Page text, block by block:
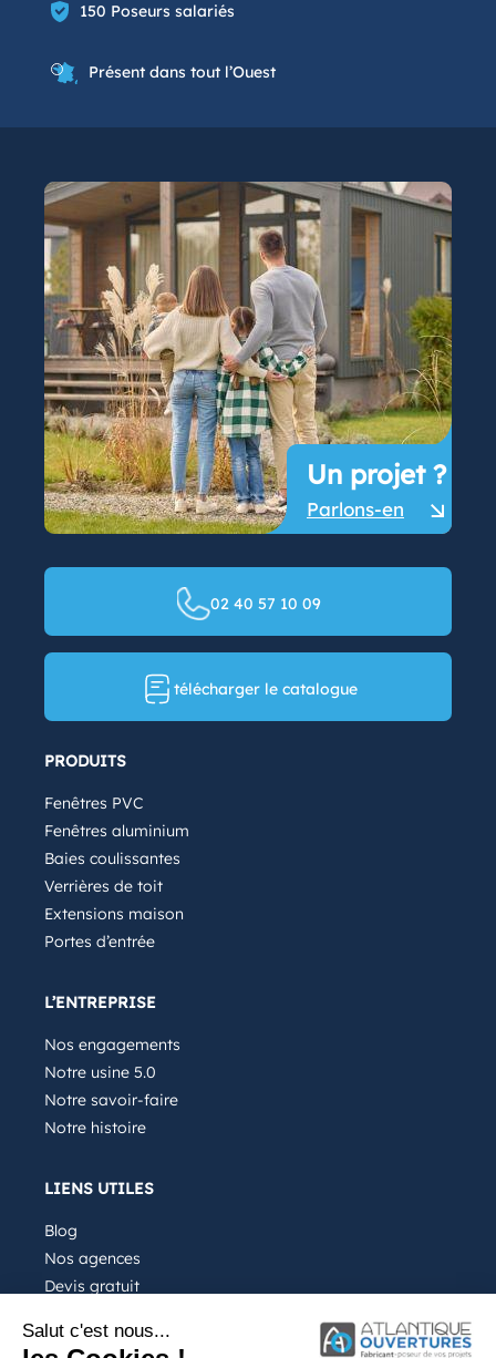
150 Poseurs salariés
Présent dans tout l’Ouest
Un projet ?
Parlons-en
PRODUITS
Fenêtres PVC
Fenêtres aluminium
Baies coulissantes
Verrières de toit
Extensions maison
Portes d’entrée
L’ENTREPRISE
Nos engagements
Notre usine 5.0
Notre savoir-faire
Notre histoire
02 40 57 10 09
télécharger le catalogue
LIENS UTILES
Blog
Nos agences
Devis gratuit
FAQ
Salut c'est nous...